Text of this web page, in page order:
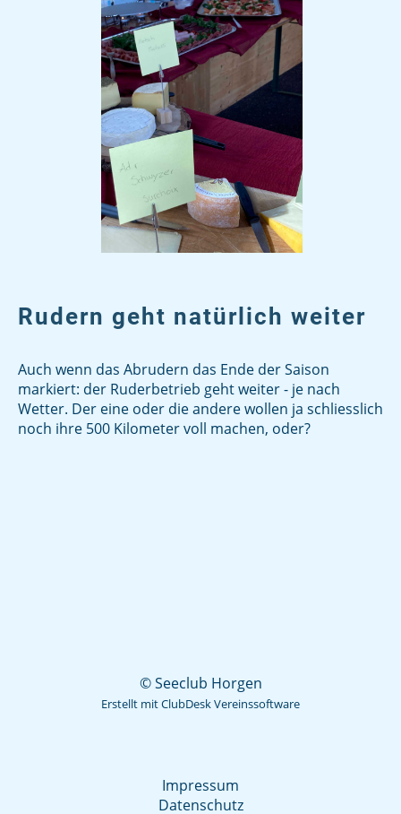
Rudern geht natürlich weiter
Auch wenn das Abrudern das Ende der Saison
markiert: der Ruderbetrieb geht weiter - je nach
Wetter. Der eine oder die andere wollen ja schliesslich
noch ihre 500 Kilometer voll machen, oder?
© Seeclub Horgen
Erstellt mit ClubDesk Vereinssoftware
Impressum
Datenschutz